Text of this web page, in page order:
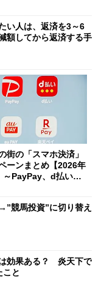
い人は、返済を3～6
額してから返済する手
街の「スマホ決済」
ーンまとめ【2026年
～PayPay、d払い、a
競馬投資”に切り替え
は効果ある？ 炎天下で
こと